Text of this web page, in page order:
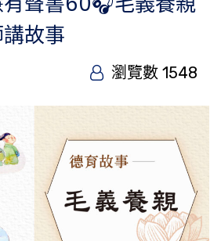
講故事
瀏覽數 1548